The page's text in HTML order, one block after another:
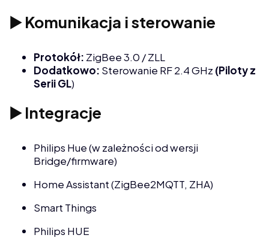
▶️ Komunikacja i sterowanie
Protokół: ZigBee 3.0 / ZLL
Dodatkowo: Sterowanie RF 2.4 GHz (Pilotyz
Serii GL)
▶️ Integracje
Philips Hue (w zależności od wersji
Bridge/firmware)
Home Assistant (ZigBee2MQTT, ZHA)
Smart Things
Philips HUE